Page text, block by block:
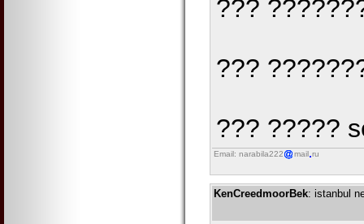
???
???
??? ?????
Email: narabila222 mail ru
KenCreedmoorBek: istanbul